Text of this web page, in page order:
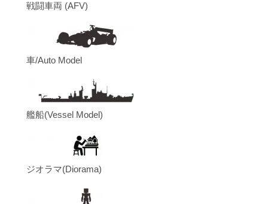
戦闘車両 (AFV)
車/Auto Model
艦船(Vessel Model)
ジオラマ(Diorama)